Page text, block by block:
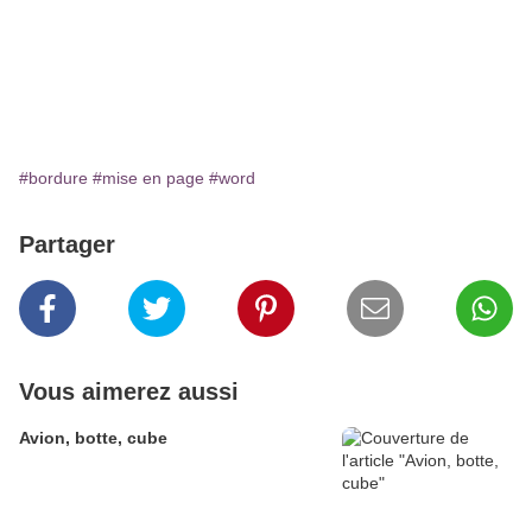
#bordure #mise en page #word
Partager
Vous aimerez aussi
Avion, botte, cube